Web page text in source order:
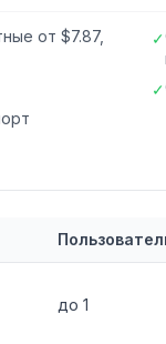
от $7.87,
✓
✓
до 1